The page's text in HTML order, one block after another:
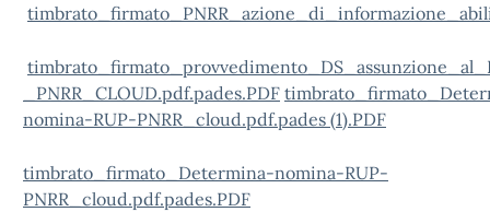
_PNRR_CLOUD.pdf.pades.PDF
nomina-RUP-PNRR_cloud.pdf.pades (1).PDF
timbrato_firmato_Determina-nomina-RUP-
PNRR_cloud.pdf.pades.PDF